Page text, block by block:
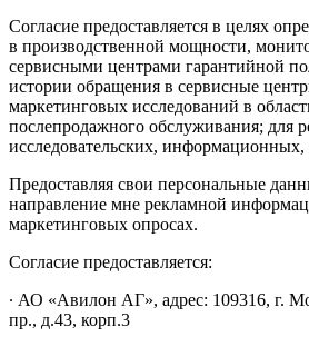
Согласие предоставляется в целях
в производственной мощности,
сервисными центрами гарантийной
истории обращения в сервисные
маркетинговых исследований в
послепродажного обслуживания; для
исследовательских,
Предоставляя свои персональные
направление мне рекламной
маркетинговых опросах.
Согласие предоставляется:
∙ АО «Авилон АГ», адрес: 109316, г.
пр., д.43, корп.3